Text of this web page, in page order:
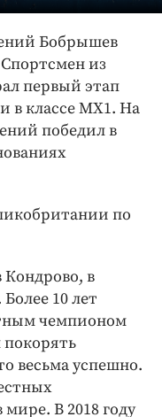
Бобрышев
из
первый этап
в классе MX1. На
победил в
по
Кондрово, в
10 лет
чемпионом
покорять
весьма успешно.
В 2018 году